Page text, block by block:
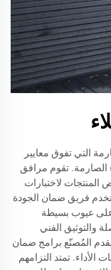
التي تفوق معايير
الصارمة. تقوم مرافق
المنتجات لاختبارات
فريق ضمان الجودة
على عيوب بسيطة
والتوثيق الفني
المُصنّع برامج ضمان
الأداء. تمتد التزامهم